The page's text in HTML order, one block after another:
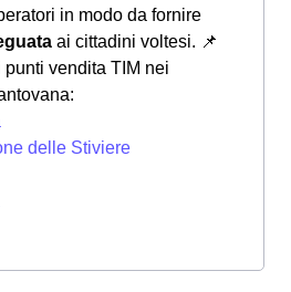
in modo da fornire
ai cittadini voltesi. 📌
vendita TIM nei
delle Stiviere